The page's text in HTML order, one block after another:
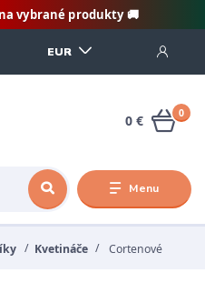
vybrané produkty 🚚
Menu
EUR
0
0 €
Kvetináče Cortenové